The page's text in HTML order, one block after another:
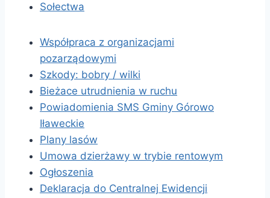
Sołectwa
Współpraca z organizacjami
pozarządowymi
Szkody: bobry / wilki
Bieżace utrudnienia w ruchu
Powiadomienia SMS Gminy Górowo
Iławeckie
Plany lasów
Umowa dzierżawy w trybie rentowym
Ogłoszenia
Deklaracja do Centralnej Ewidencji